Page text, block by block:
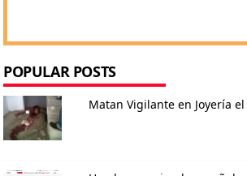
POPULAR POSTS
Matan Vigilante en Joyería el